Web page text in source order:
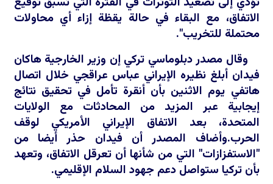
الاتفاق، مع البقاء في حالة يقظة إزاء أي محاولات
محتملة للتخريب".
وقال مصدر دبلوماسي تركي إن وزير ‌الخارجية هاكان
فيدان أبلغ نظيره الإيراني عباس عراقجي خلال اتصال
هاتفي يوم الاثنين بأن أنقرة تأمل في تحقيق نتائج
إيجابية عبر المزيد من المحادثات مع الولايات
المتحدة،بعد الاتفاق الإيراني الأمريكي لوقف
الحرب.وأضاف المصدر ‌أن فيدان حذر أيضا من
"الاستفزازات" التي من شأنها أن تعرقل الاتفاق، وتعهد
بأن تركيا ستواصل دعم جهود السلام الإقليمي.